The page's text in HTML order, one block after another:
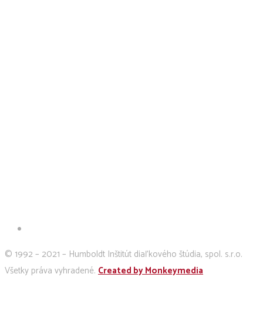
© 1992 – 2021 – Humboldt Inštitút diaľkového štúdia, spol. s.r.o.
Všetky práva vyhradené. Created by Monkeymedia